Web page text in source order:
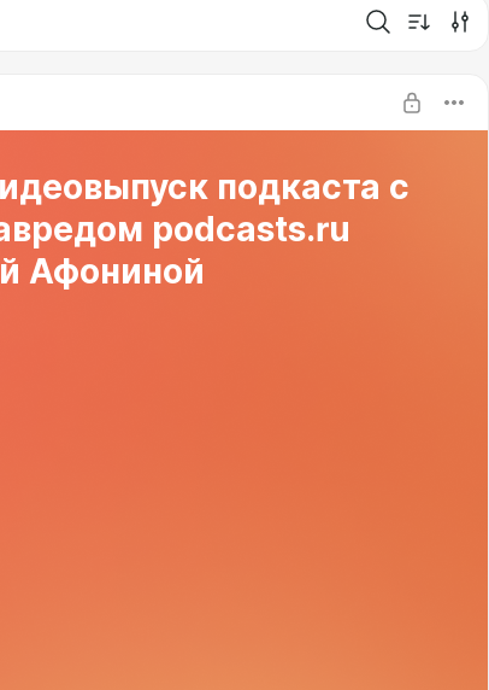
подкаста с
podcasts.ru
Афониной